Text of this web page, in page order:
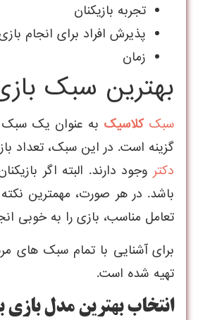
تجربه بازیکنان
پذیرش افراد برای انجام
زمان
بهترین سبک
سبککلاسیک به عنوان یک سبک
گزینه است. در این سبک، تعداد بازیکنان معمولاً بین ۸ تا ۱۲ نفر
دکتر وجود دارند. البته اگر
باشد. در هر صورت، مهمترین
تعامل مناسب، بازی را به خوبی
برای آشنایی با تمام سبک های
تهیه شده است.
انتخاب بهترین مدل